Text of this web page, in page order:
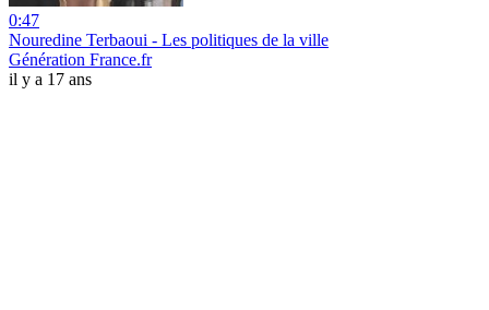
0:47
Nouredine Terbaoui - Les politiques de la ville
Génération France.fr
il y a 17 ans